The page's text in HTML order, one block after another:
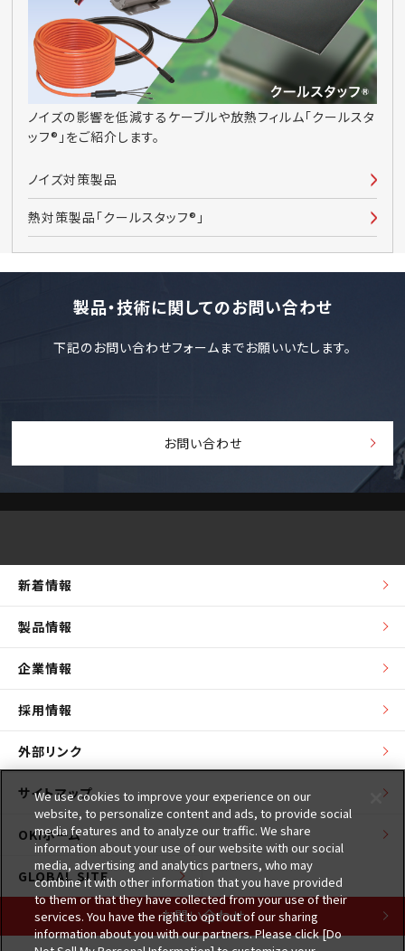
ノイズの影響を低減するケーブルや放熱フィルム「クールスタ
ッフ®」をご紹介します。
ノイズ対策製品
熱対策製品「クールスタッフ®」
製品・技術に関してのお問い合わせ
下記のお問い合わせフォームまでお願いいたします。
お問い合わせ
新着情報
製品情報
企業情報
採用情報
外部リンク
サイトマップ
OKIホーム
GLOBAL SITE
お問い合わせ
We use cookies to improve your experience on our
website, to personalize content and ads, to provide social
media features and to analyze our traffic. We share
information about your use of our website with our social
media, advertising and analytics partners, who may
combine it with other information that you have provided
to them or that they have collected from your use of their
services. You have the right to opt out of our sharing
information about you with our partners. Please click [Do